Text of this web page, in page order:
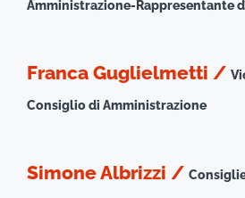
Amministrazione-Rappresentante
Franca Guglielmetti /
Consiglio di Amministrazione
Simone Albrizzi /